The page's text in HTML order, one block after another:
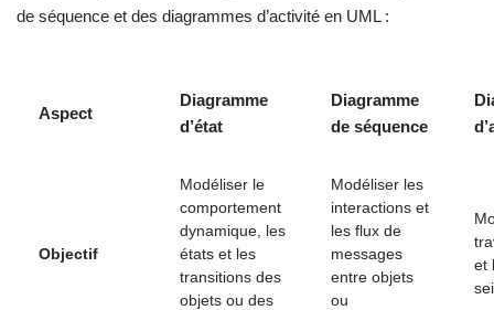
de séquence et des diagrammes d’activité en UML :
Aspect
Diagramme
d’état
Diagramme
de séquence
Objectif
Modéliser le
comportement
dynamique, les
états et les
transitions des
objets ou des
Modéliser les
interactions et
les flux de
messages
entre objets
ou
et